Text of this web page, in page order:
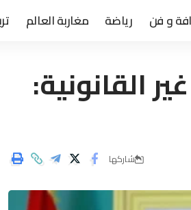
و فن رياضة مغاربة العالم
القانونية:
شاركها